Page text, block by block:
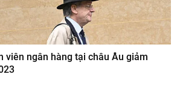
viên ngân hàng tại châu Âu giảm